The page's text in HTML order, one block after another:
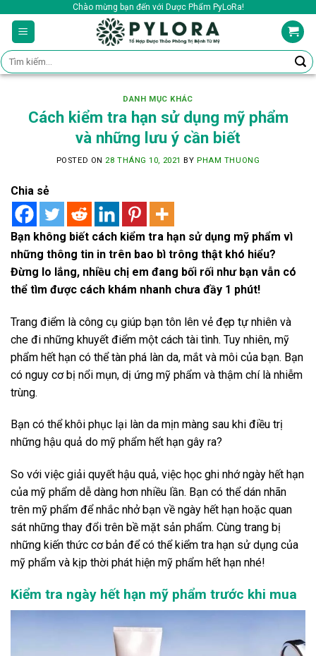
content
Chào mừng bạn đến với Dược Phẩm PyLoRa!
Tìm
kiếm:
DANH MỤC KHÁC
Cách kiểm tra hạn sử dụng mỹ phẩm
và những lưu ý cần biết
POSTED ON 28 THÁNG 10, 2021 BYPHAM THUONG
Chia sẻ
Bạn không biết cách kiểm tra hạn sử dụng mỹ phẩm vì
những thông tin in trên bao bì trông thật khó hiểu?
Đừng lo lắng, nhiều chị em đang bối rối như bạn vẫn có
thể tìm được cách khám nhanh chưa đầy 1 phút!
Trang điểm là công cụ giúp bạn tôn lên vẻ đẹp tự nhiên và
che đi những khuyết điểm một cách tài tình. Tuy nhiên, mỹ
phẩm hết hạn có thể tàn phá làn da, mắt và môi của bạn. Bạn
có nguy cơ bị nổi mụn, dị ứng mỹ phẩm và thậm chí là nhiễm
trùng.
Bạn có thể khôi phục lại làn da mịn màng sau khi điều trị
những hậu quả do mỹ phẩm hết hạn gây ra?
So với việc giải quyết hậu quả, việc học ghi nhớ ngày hết hạn
của mỹ phẩm dễ dàng hơn nhiều lần. Bạn có thể dán nhãn
trên mỹ phẩm để nhắc nhở bạn về ngày hết hạn hoặc quan
sát những thay đổi trên bề mặt sản phẩm. Cùng trang bị
những kiến ​​thức cơ bản để có thể kiểm tra hạn sử dụng của
mỹ phẩm và kịp thời phát hiện mỹ phẩm hết hạn nhé!
Kiểm tra ngày hết hạn mỹ phẩm trước khi mua